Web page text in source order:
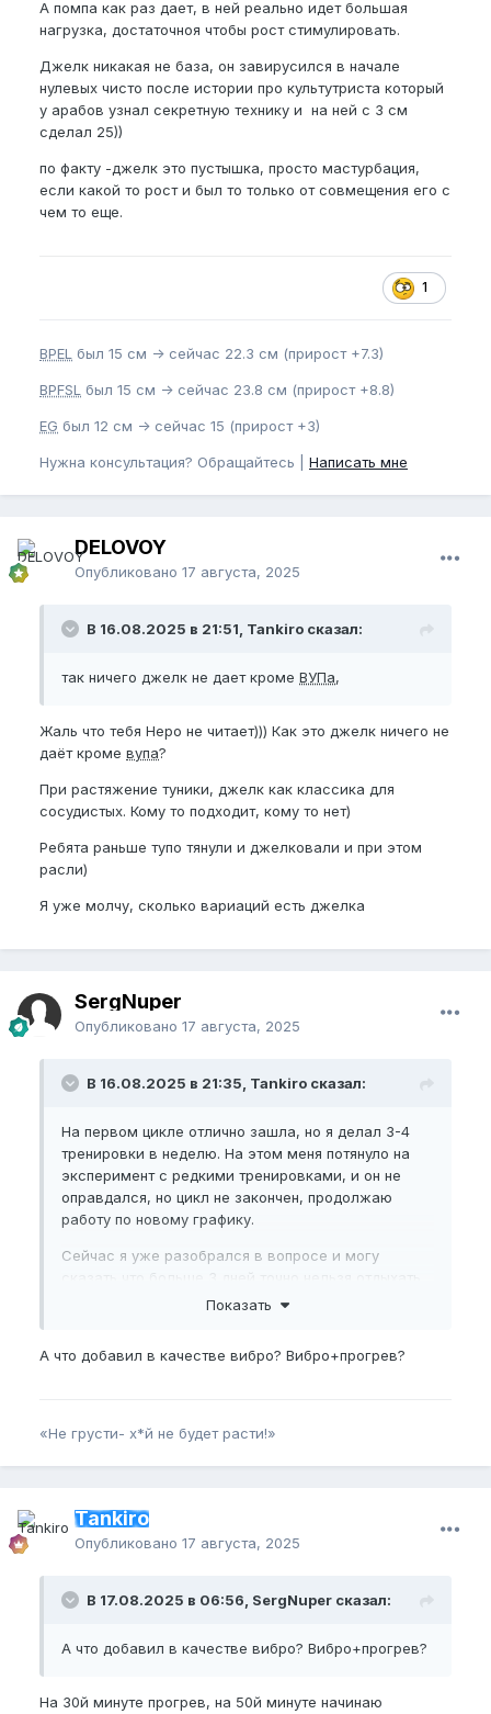
А помпа как раз дает, в ней реально идет большая
нагрузка, достаточноя чтобы рост стимулировать.
Джелк никакая не база, он завирусился в начале
нулевых чисто после истории про культутриста который
у арабов узнал секретную технику и на ней с 3 см
сделал 25))
по факту -джелк это пустышка, просто мастурбация,
если какой то рост и был то только от совмещения его с
чем то еще.
1
BPEL был 15 см -> сейчас 22.3 см (прирост +7.3)
BPFSL был 15 см -> сейчас 23.8 см (прирост +8.8)
EG был 12 см -> сейчас 15 (прирост +3)
Нужна консультация? Обращайтесь | Написать мне
DELOVOY
Опубликовано 17 августа, 2025
В 16.08.2025 в 21:51, Tankiro сказал:
так ничего джелк не дает кроме ВУПа,
Жаль что тебя Неро не читает))) Как это джелк ничего не
даёт кроме вупа?
При растяжение туники, джелк как классика для
сосудистых. Кому то подходит, кому то нет)
Ребята раньше тупо тянули и джелковали и при этом
расли)
Я уже молчу, сколько вариаций есть джелка
SergNuper
Опубликовано 17 августа, 2025
В 16.08.2025 в 21:35, Tankiro сказал:
На первом цикле отлично зашла, но я делал 3-4
тренировки в неделю. На этом меня потянуло на
эксперимент с редкими тренировками, и он не
оправдался, но цикл не закончен, продолжаю
работу по новому графику.
Сейчас я уже разобрался в вопросе и могу
сказать что больше 3 дней точно нельзя отдыхать,
иначе обнуляется результат предыдущей
годная. Экспериментировать нужно
Показать
А что добавил в качестве вибро? Вибро+прогрев?
«Не грусти- х*й не будет расти!»
Tankiro
Опубликовано 17 августа, 2025
В 17.08.2025 в 06:56, SergNuper сказал:
А что добавил в качестве вибро? Вибро+прогрев?
На 30й минуте прогрев, на 50й минуте начинаю